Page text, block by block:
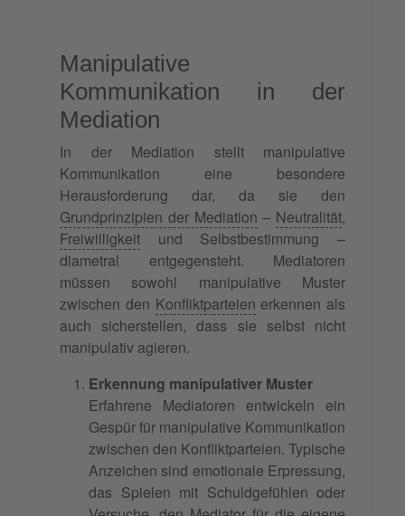
Manipulative
Kommunikation in der
Mediation
In der Mediation stellt manipulative
Kommunikation eine besondere
Herausforderung dar, da sie den
Grundprinzipien der Mediation – Neutralität,
Freiwilligkeit und Selbstbestimmung –
diametral entgegensteht. Mediatoren
müssen sowohl manipulative Muster
zwischen den Konfliktparteien erkennen als
auch sicherstellen, dass sie selbst nicht
manipulativ agieren.
Erkennung manipulativer Muster
Erfahrene Mediatoren entwickeln ein
Gespür für manipulative Kommunikation
zwischen den Konfliktparteien. Typische
Anzeichen sind emotionale Erpressung,
das Spielen mit Schuldgefühlen oder